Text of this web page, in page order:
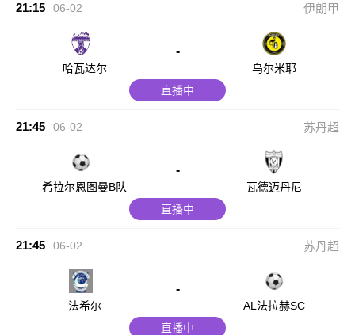
21:15 06-02 伊朗甲
哈瓦达尔
-
乌尔米耶
直播中
21:45 06-02 苏丹超
希拉尔恩图曼B队
-
瓦德迈丹尼
直播中
21:45 06-02 苏丹超
法希尔
-
AL法拉赫SC
直播中